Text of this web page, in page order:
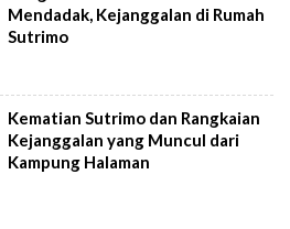
Mendadak, Kejanggalan di Rumah
Sutrimo
Kematian Sutrimo dan Rangkaian
Kejanggalan yang Muncul dari
Kampung Halaman